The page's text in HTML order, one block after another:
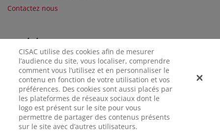
Contactez nous
MENTIONS CONFIDENTIALITÉ
CISAC utilise des cookies afin de mesurer
l’audience du site, vous localiser, comprendre
comment vous l’utilisez et en personnaliser le
contenu en fonction de votre utilisation et vos
préférences. Des cookies sont aussi placés par
les plateformes de réseaux sociaux dont le
logo est présent sur le site pour vous
permettre de partager des contenus présents
sur le site avec d’autres utilisateurs.